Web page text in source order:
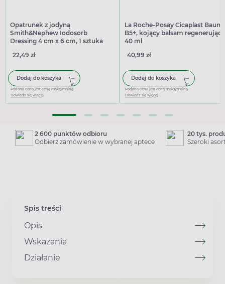
Opatrunek z jodyną
Smith&Nephew Iodosorb
Dressing 4 cm x 6 cm, 1 sztuka
22,49 zł
Dodaj do koszyka
Podana cena jest ceną maksymalną
Dowiedz się więcej
La Roche-Posay Cicaplast
B5+, kojący balsam
40 ml
40,99 zł
Dodaj do koszyka
Podana cena jest ceną maksymalną
Dowiedz się więcej
2 600 punktów odbioru
Odbierz zamówienie w wybranej aptece
20 tys.
Szeroki
Spis treści
Opis
Wskazania
Działanie